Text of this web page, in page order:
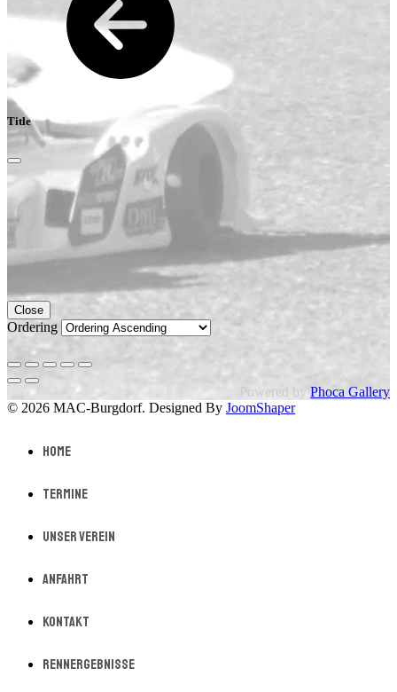
Title
Close
Ordering
Powered byPhoca Gallery
© 2026 MAC-Burgdorf. Designed By JoomShaper
Home
Termine
Unser Verein
Anfahrt
Kontakt
Rennergebnisse